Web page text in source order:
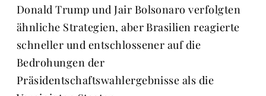
Donald Trump und Jair Bolsonaro verfolgten
ähnliche Strategien, aber Brasilien reagierte
schneller und entschlossener auf die
Bedrohungen der
Präsidentschaftswahlergebnisse als die